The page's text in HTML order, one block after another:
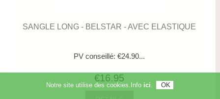
SANGLE LONG - BELSTAR - AVEC ELASTIQUE
PV conseillé: €24.90...
€16.95
Notre site utilise des cookies.Info ici.